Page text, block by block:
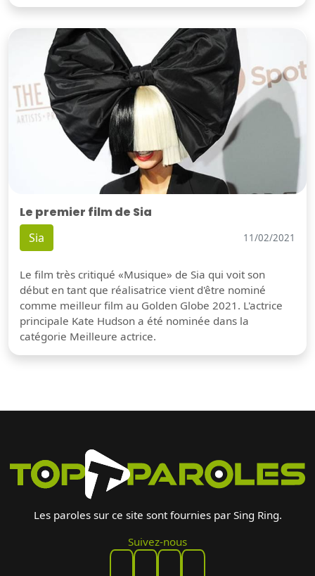
Le premier film de Sia
Sia 11/02/2021
Le film très critiqué «Musique» de Sia qui voit son
début en tant que réalisatrice vient d'être nominé
comme meilleur film au Golden Globe 2021. L'actrice
principale Kate Hudson a été nominée dans la
catégorie Meilleure actrice.
Les paroles sur ce site sont fournies par Sing Ring.
Suivez-nous